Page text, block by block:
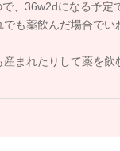
topics/2018/
、36w2dになる予
も薬飲んだ場合でい
まれたりして薬を飲